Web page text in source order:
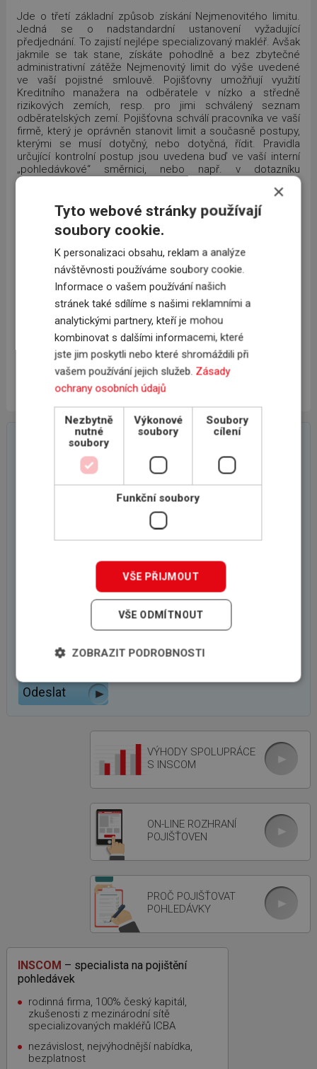
Jde o třetí základní způsob získání Nejmenovitého limitu.
Jedná se o nadstandardní ustanovení vyžadující
předjednání. To zajistí nejlépe specializovaný makléř. Avšak
jakmile se tak stane, získáte pohodlně a bez zbytečné
administrativní zátěže Nejmenovitý limit do výše uvedené
ve vaší pojistné smlouvě. Pojišťovny umožňují využití
Kreditního manažera na odběratele v nízko a středně
rizikových zemích, resp. pro jimi schválený seznam
odběratelských zemí. Pojišťovna schválí pracovníka ve vaší
firmě, který je oprávněn stanovit limit a současně postupy,
kterými se musí dotyčný, nebo dotyčná, řídit. Pravidla
určující kontrolní postup jsou uvedena buď ve vaší interní
„pohledávkové“ směrnici, nebo např. v dotazníku
obsahujícím dotazy na identifikaci osob či oddělení, které
mají rozhodování o pohledávkách (odběratelských
úvěrech) na starosti. Dotazy se dále zaměřují na hodnocení
nových a stávajících obchodních úvěrů na odběratele, na
poskytované platební podmínky, na kontrolu pohledávek a
konečně na postupy vymáhání pohledávek. Změny v osobě
kreditního manažera nebo ve schválených postupech
podléhají písemnému schválení pojišťovnou. V případě
škody musíte doložit, že jste postupovali dle směrnice
nebo dotazníku. Na závěr je třeba zmínit, že získávání
Nejmenovitého limitu pomocí tzv. Kreditního manažera je
pojišťovnami nabízeno pro vybraný okruh klientů, tedy pro
stabilní, dlouholeté, většinou odborným makléřem
servisované pojistky.
Ing. Tomáš Jandera, jednatel, majitel INSCOM, s.r.o.,
www.inscom.cz
On-line poptávkový formulář
VÝHODY SPOLUPRÁCE
S INSCOM
ON-LINE ROZHRANÍ
POJIŠŤOVEN
PROČ POJIŠŤOVAT
POHLEDÁVKY
INSCOM – specialista na pojištění
pohledávek
rodinná firma, 100% český kapitál,
zkušenosti z mezinárodní sítě
specializovaných makléřů ICBA
nezávislost, nejvýhodnější nabídka,
bezplatnost
×
Tyto webové stránky používají
soubory cookie.
K personalizaci obsahu, reklam a analýze
návštěvnosti používáme soubory cookie.
Informace o vašem používání našich
stránek také sdílíme s našimi reklamními a
analytickými partnery, kteří je mohou
kombinovat s dalšími informacemi, které
jste jim poskytli nebo které shromáždili při
vašem používání jejich služeb. Zásady
ochrany osobních údajů
Nezbytně
nutné
soubory
Výkonové
soubory
Soubory
cílení
Funkční soubory
VŠE PŘIJMOUT
VŠE ODMÍTNOUT
ZOBRAZIT PODROBNOSTI